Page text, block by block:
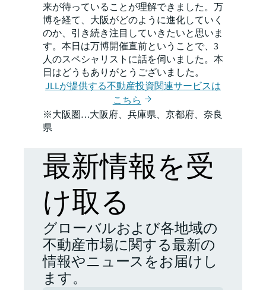
来が待っていることが理解できました。万
博を経て、大阪がどのように進化していく
のか、引き続き注目していきたいと思いま
す。本日は万博開催直前ということで、3
人のスペシャリストに話を伺いました。本
日はどうもありがとうございました。
JLLが提供する不動産投資関連サービスは
こちら
※大阪圏…大阪府、兵庫県、京都府、奈良
県
最新情報を受
け取る
グローバルおよび各地域の
不動産市場に関する最新の
情報やニュースをお届けし
ます。